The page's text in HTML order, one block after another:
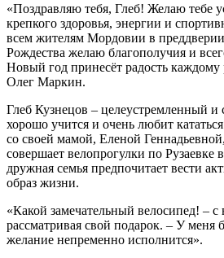
«Поздравляю тебя, Глеб! Желаю тебе
крепкого здоровья, энергии и
всем жителям Мордовии в
Рождества желаю благополучия и
Новый год принесёт радость каждому
Олег Маркин.
Глеб Кузнецов – целеустремленный
хорошо учится и очень любит
со своей мамой, Еленой
совершает велопрогулки по Рузаевке
дружная семья предпочитает вести
образ жизни.
«Какой замечательный велосипед! – с
рассматривая свой подарок. – У
желание непременно исполнится».